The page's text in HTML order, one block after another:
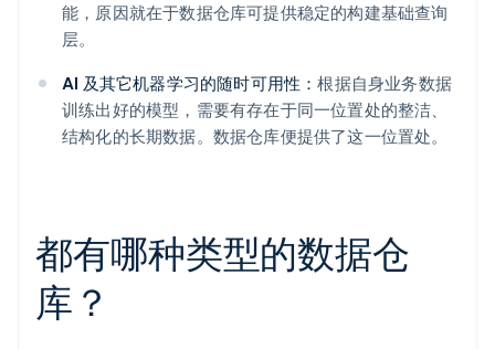
能，原因就在于数据仓库可提供稳定的构建基础查询
层。
AI 及其它机器学习的随时可用性：根据自身业务数据
训练出好的模型，需要有存在于同一位置处的整洁、
结构化的长期数据。数据仓库便提供了这一位置处。
都有哪种类型的数据仓
库？